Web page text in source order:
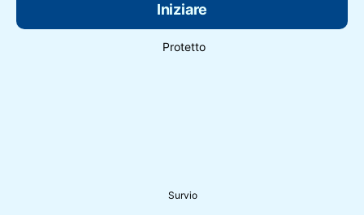
Iniziare
Protetto
Survio